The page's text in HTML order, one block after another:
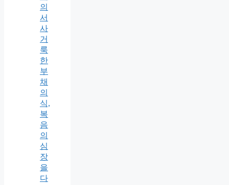
의
서
사
거
룩
한
부
채
의
식,
복
음
의
심
장
을
다